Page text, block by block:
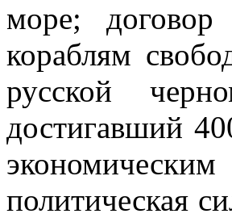
море;
кораблям
русской
достигавший
политическая